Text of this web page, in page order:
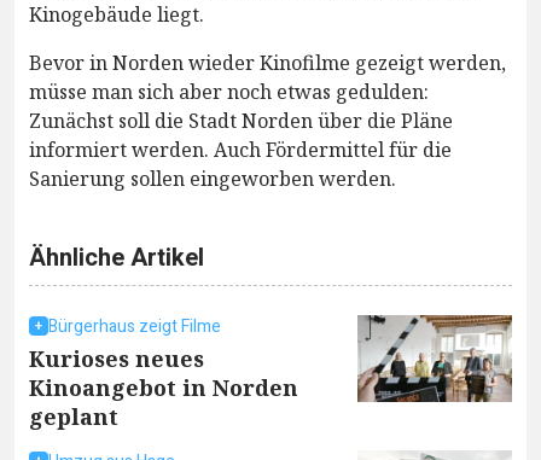
Kinogebäude liegt.
Bevor in Norden wieder Kinofilme gezeigt werden,
müsse man sich aber noch etwas gedulden:
Zunächst soll die Stadt Norden über die Pläne
informiert werden. Auch Fördermittel für die
Sanierung sollen eingeworben werden.
Ähnliche Artikel
Bürgerhaus zeigt Filme
Kurioses neues
Kinoangebot in Norden
geplant